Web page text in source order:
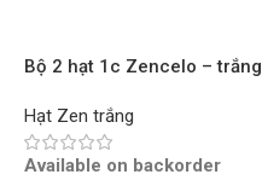
Bộ 2 hạt 1c Zencelo – trắng
Hạt Zen trắng
Available on backorder